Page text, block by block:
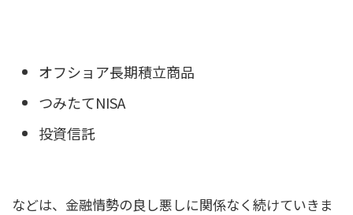
オフショア長期積立商品
つみたてNISA
投資信託
などは、 金融情勢の良し悪しに関係なく続けていきま